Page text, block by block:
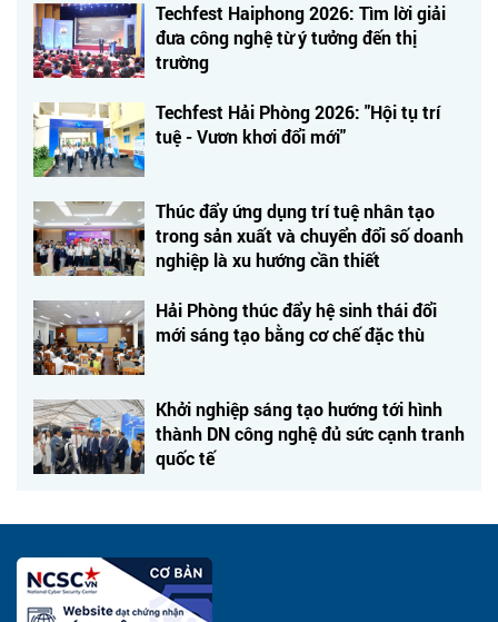
Techfest Haiphong 2026: Tìm lời giải
đưa công nghệ từ ý tưởng đến thị
trường
Techfest Hải Phòng 2026: "Hội tụ trí
tuệ - Vươn khơi đổi mới"
Thúc đẩy ứng dụng trí tuệ nhân tạo
trong sản xuất và chuyển đổi số doanh
nghiệp là xu hướng cần thiết
Hải Phòng thúc đẩy hệ sinh thái đổi
mới sáng tạo bằng cơ chế đặc thù
Khởi nghiệp sáng tạo hướng tới hình
thành DN công nghệ đủ sức cạnh tranh
quốc tế